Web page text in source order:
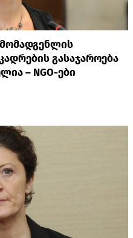
გასაჯაროება
– NGO-ები